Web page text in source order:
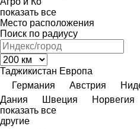
показать все
Место расположения
Поиск по радиусу
Таджикистан Европа
Германия
Австрия
Дания
Швеция Норвегия
показать все
другие